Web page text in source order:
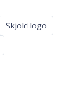
Skjold logo